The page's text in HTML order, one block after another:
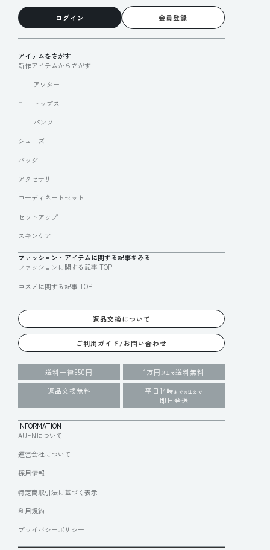
ログイン 会員登録
アイテムをさがす
新作アイテムからさがす
アウター
トップス
パンツ
シューズ
バッグ
アクセサリー
コーディネートセット
セットアップ
スキンケア
ファッション・アイテムに関する記事をみる
ファッションに関する記事 TOP
コスメに関する記事 TOP
返品交換について
ご利用ガイド/お問い合わせ
送料一律550円 1万円 以上で送料無料
返品交換無料
平日14時 までの注文で
即日発送
INFORMATION
AUENについて
運営会社について
採用情報
特定商取引法に基づく表示
利用規約
プライバシーポリシー